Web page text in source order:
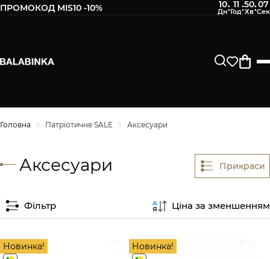
ПРОМОКОД MIS10 -10% 10: 11 :50:07
Головна Патріотичне SALE Аксесуари
Аксесуари Прикраси
Фільтр Ціна за зменшенням
Новинка! Новинка!